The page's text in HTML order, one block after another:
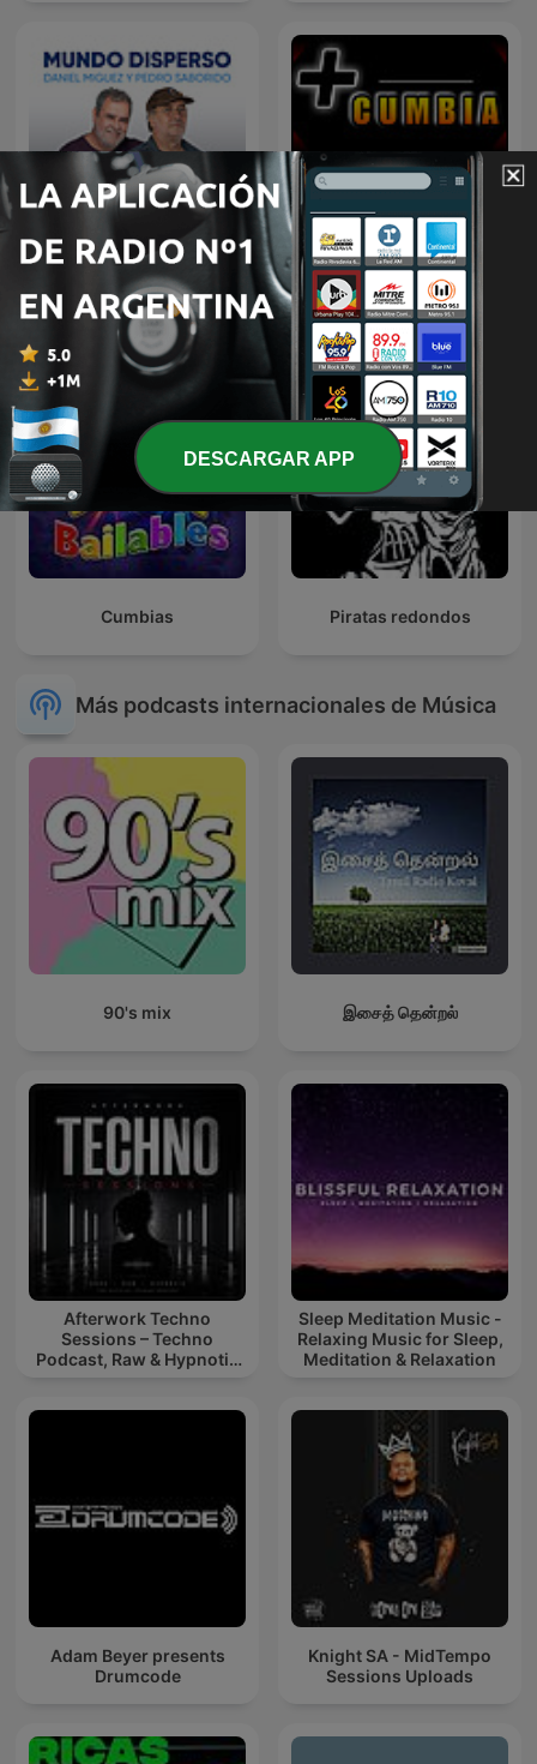
Mundo Disperso Más Cumbia
Cumbias Piratas redondos
Más podcasts internacionales de Música
90's mix இசைத் தென்றல்
Afterwork Techno
Sessions – Techno
Podcast, Raw & Hypnotic
Sleep Meditation Music -
Relaxing Music for Sleep,
Meditation & Relaxation
Adam Beyer presents
Drumcode
Knight SA - MidTempo
Sessions Uploads
DESCARGAR APP